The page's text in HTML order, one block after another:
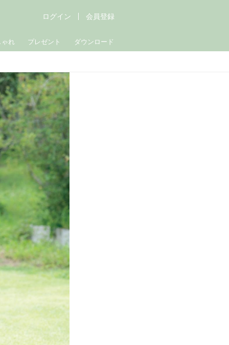
ゃれ プレゼント ダウンロード
ログイン 会員登録